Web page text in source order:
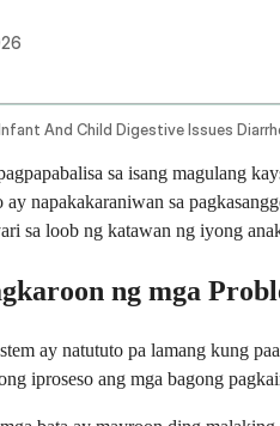
sa isang magulang
napakakaraniwan sa
sa loob ng katawan ng iyong
ng mga
ay natututo pa lamang kung
iproseso ang mga bagong